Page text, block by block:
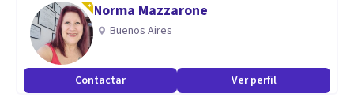
Norma Mazzarone
Buenos Aires
Contactar Ver perfil